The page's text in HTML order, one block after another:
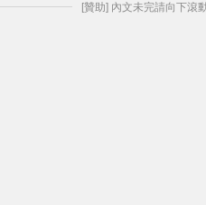
[贊助] 內文未完請向下滾